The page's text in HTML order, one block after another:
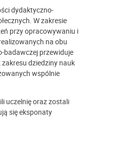
dydaktyczno-
W zakresie
przy opracowywaniu i
na obu
badawczej przewiduje
dziedziny nauk
wspólnie
uczelnię oraz zostali
się eksponaty